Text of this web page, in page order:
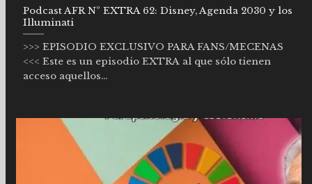
Podcast AFR Nº EXTRA 62: Disney, Agenda 2030 y los
Illuminati
>>> EPISODIO EXCLUSIVO PARA FANS/MECENAS
<<< Este es un episodio EXTRA al que sólo tienen
acceso aquellos...